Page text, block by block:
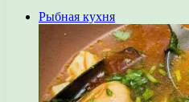
Рыбная кухня